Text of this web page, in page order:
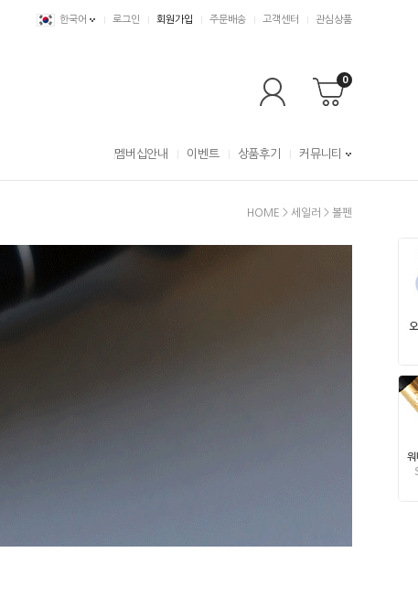
한국어 로그인 회원가입 주문배송 고객센터 관심상품
0
멤버십안내 이벤트 상품후기 커뮤니티
HOME > 세일러 > 볼펜